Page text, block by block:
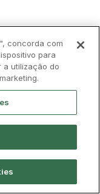
concorda com
para
a utilização do